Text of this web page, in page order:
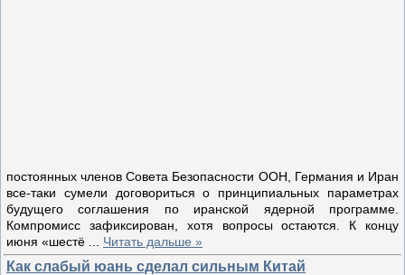
постоянных членов Совета Безопасности ООН, Германия и Иран
все-таки сумели договориться о принципиальных параметрах
будущего соглашения по иранской ядерной программе.
Компромисс зафиксирован, хотя вопросы остаются. К концу
июня «шестё
Читать дальше »
Как слабый юань сделал сильным Китай